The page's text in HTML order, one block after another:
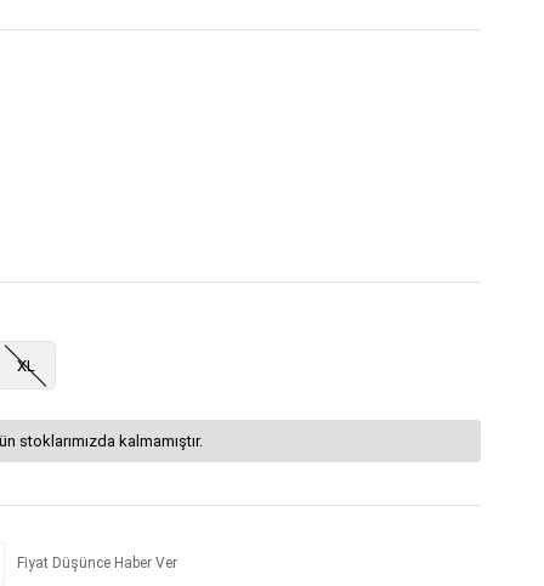
XL
stoklarımızda kalmamıştır.
Fiyat Düşünce Haber Ver